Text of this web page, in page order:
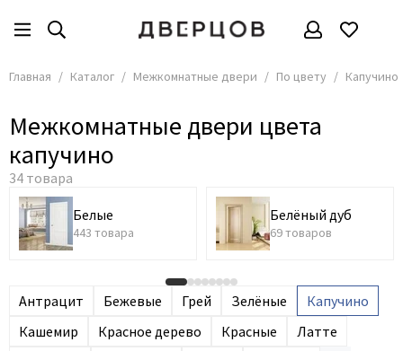
Межкомнатные двери
Все товары
По цвету
По цвету
Все товары
Белёный дуб
Венге
Графит
Дуб
Серые
С патиной
Решения
По стоимости
Размеры
По стилю
Главная Каталог Межкомнатные двери По цвету Капучино
Межкомнатные двери цвета
капучино
Белые
443 товара
Белёный дуб
69 товаров
Антрацит Бежевые Грей Зелёные
Капучино
Кашемир
Красное дерево Красные
Латте